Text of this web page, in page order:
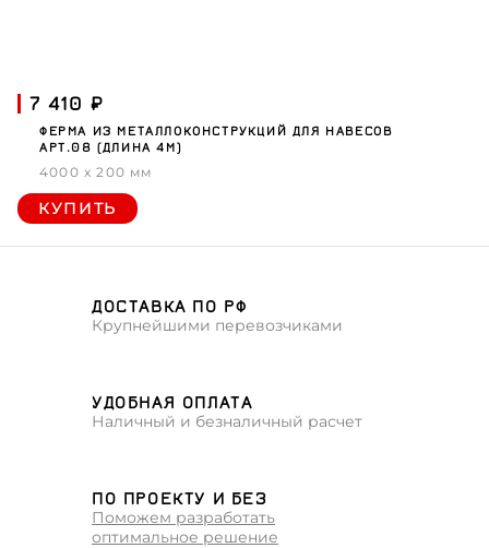
7 410 ₽
ФЕРМА ИЗ МЕТАЛЛОКОНСТРУКЦИЙ ДЛЯ НАВЕСОВ
АРТ.08 (ДЛИНА 4М)
4000 x 200 мм
КУПИТЬ
ДОСТАВКА ПО РФ
Крупнейшими перевозчиками
УДОБНАЯ ОПЛАТА
Наличный и безналичный расчет
ПО ПРОЕКТУ И БЕЗ
Поможем разработать
оптимальное решение